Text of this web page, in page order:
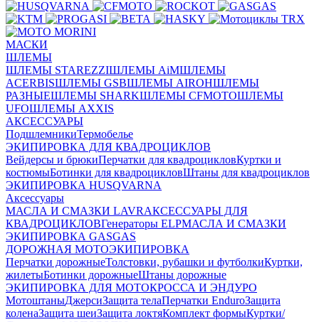
МАСКИ
ШЛЕМЫ
ШЛЕМЫ STAREZZIШЛЕМЫ AiMШЛЕМЫ
ACERBISШЛЕМЫ GSBШЛЕМЫ AIROHШЛЕМЫ
РАЗНЫЕШЛЕМЫ SHARKШЛЕМЫ CFMOTOШЛЕМЫ
UFOШЛЕМЫ AXXIS
АКСЕССУАРЫ
ПодшлемникиТермобелье
ЭКИПИРОВКА ДЛЯ КВАДРОЦИКЛОВ
Вейдерсы и брюкиПерчатки для квадроцикловКуртки и
костюмыБотинки для квадроцикловШтаны для квадроциклов
ЭКИПИРОВКА HUSQVARNA
Аксессуары
МАСЛА И СМАЗКИ LAVRАКСЕССУАРЫ ДЛЯ
КВАДРОЦИКЛОВГенераторы ELPМАСЛА И СМАЗКИ
ЭКИПИРОВКА GASGAS
ДОРОЖНАЯ МОТОЭКИПИРОВКА
Перчатки дорожныеТолстовки, рубашки и футболкиКуртки,
жилетыБотинки дорожныеШтаны дорожные
ЭКИПИРОВКА ДЛЯ МОТОКРОССА И ЭНДУРО
МотоштаныДжерсиЗащита телаПерчатки EnduroЗащита
коленаЗащита шеиЗащита локтяКомплект формыКуртки/